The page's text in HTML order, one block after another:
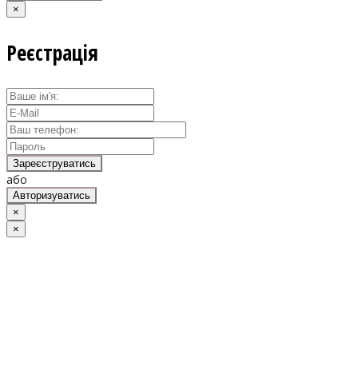
×
Реєстрація
Зареєструватись
або
Авторизуватись
×
×